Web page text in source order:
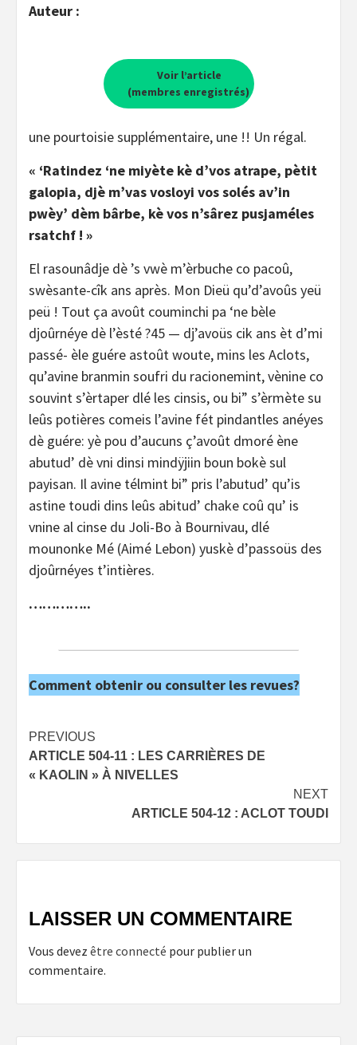
Auteur :
Voir l’article
(membres enregistrés)
une pourtoisie supplémentaire, une !! Un régal.
« ‘Ratindez ‘ne miyète kè d’vos atrape, pètit
galopia, djè m’vas vosloyi vos solés av’in
pwèy’ dèm bârbe, kè vos n’sârez pusjaméles
rsatchf ! »
El rasounâdje dè ’s vwè m’èrbuche co pacoû,
swèsante-cîk ans après. Mon Dieü qu’d’avoûs yeü
peü ! Tout ça avoût couminchi pa ‘ne bèle
djoûrnéye dè l’èsté ?45 — dj’avoüs cik ans èt d’mi
passé- èle guére astoût woute, mins les Aclots,
qu’avine branmin soufri du racionemint, vènine co
souvint s’èrtaper dlé les cinsis, ou bi” s’èrmète su
leûs potières comeis l’avine fét pindantles anéyes
dè guére: yè pou d’aucuns ç’avoût dmoré ène
abutud’ dè vni dinsi mindÿjiin boun bokè sul
payisan. Il avine télmint bi” pris l’abutud’ qu’is
astine toudi dins leûs abitud’ chake coû qu’ is
vnine al cinse du Joli-Bo à Bournivau, dlé
mounonke Mé (Aimé Lebon) yuskè d’passoüs des
djoûrnéyes t’intières.
…………..
Comment obtenir ou consulter les revues?
Post
navigation
PREVIOUS
ARTICLE 504-11 : LES CARRIÈRES DE
« KAOLIN » À NIVELLES
NEXT
ARTICLE 504-12 : ACLOT TOUDI
LAISSER UN COMMENTAIRE
Vous devez être connecté pour publier un
commentaire.